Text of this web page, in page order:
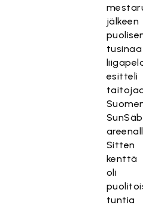
jälkeen
tusinaa
esitteli
Sitten
kenttä
oli
tuntia